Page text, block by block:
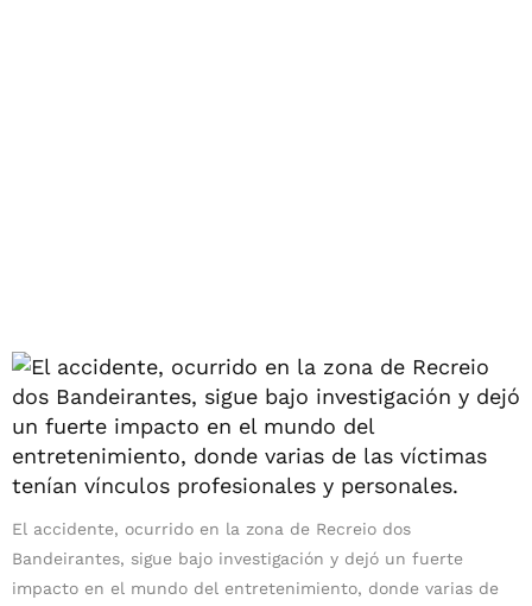
El accidente, ocurrido en la zona de Recreio dos
Bandeirantes, sigue bajo investigación y dejó un fuerte
impacto en el mundo del entretenimiento, donde varias de